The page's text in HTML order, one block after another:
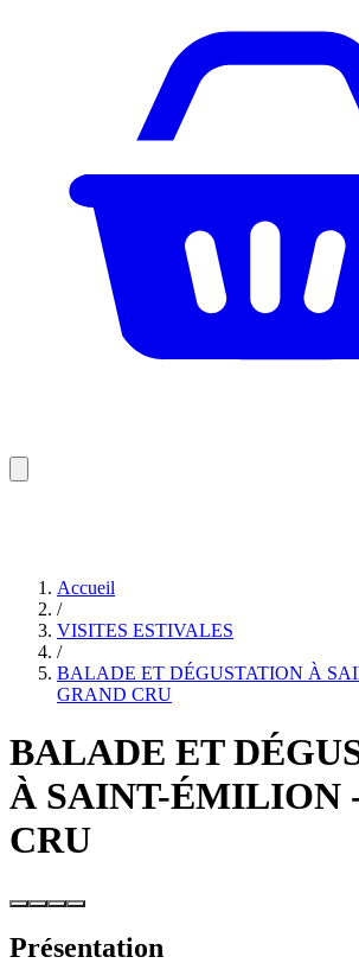
Accueil
/
VISITES ESTIVALES
/
BALADE ET DÉGUSTATION À
GRAND CRU
BALADE ET
À SAINT-ÉMILION
CRU
Présentation